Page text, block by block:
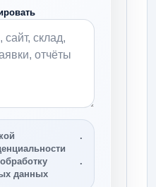
.
данных
.